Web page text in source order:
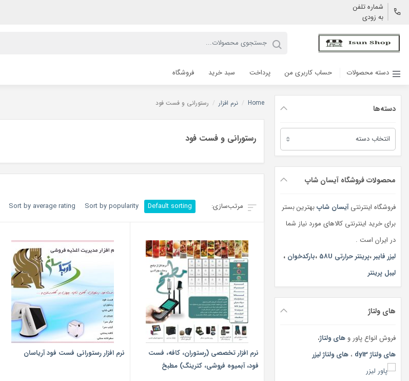
شماره تلفن
به زودی
دسته محصولات حساب کاربری من پرداخت سبد خرید فروشگاه
دسته‌ها
دسته‌ها
محصولات فروشگاه آیسان شاپ
فروشگاه اینترنتیآیسان شاپبهترین بستر
برای خرید اینترنتی کالاهای مورد نیاز شما
در ایران است .
لیزر فایبر،پرینتر حرارتی 58U ،بارکدخوان ،
لیبل پرینتر
های ولتاژ
فروش انواع پاور و های ولتاژ،
های ولتاژ dy13
، های ولتاژ لیزر
Home
/ نرم افزار / رستورانی و فست فود
رستورانی و فست فود
Default sorting
Sort by popularity
Sort by average rating
نرم افزار تخصصي (رستوران، كافه، فست
فود، آبميوه فروشي، كترينگ) مطبخ
نرم افزار رستورانی فست فود آرياسان